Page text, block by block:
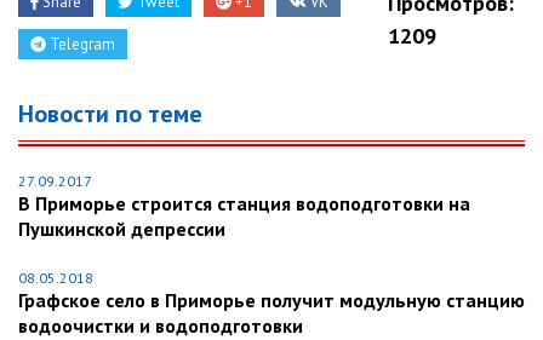
Telegram
1209
Новости по теме
27.09.2017
В Приморье строится станция водоподготовки на
Пушкинской депрессии
08.05.2018
Графское село в Приморье получит модульную станцию
водоочистки и водоподготовки